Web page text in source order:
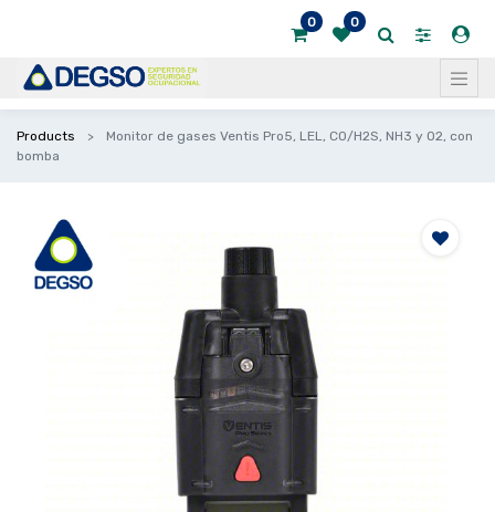
0 0
Products
Monitor de gases Ventis Pro5, LEL, CO/H2S, NH3 y O2, con
bomba